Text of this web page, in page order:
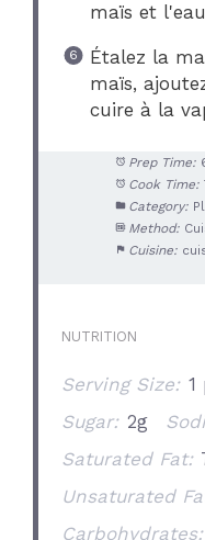
maïs et
Étalez la
maïs,
cuire à la
Prep Time:
Cook Time:
Category:
Method:
Cuisine:
NUTRITION
Serving Size: 1
Sugar: 2g
Saturated Fat:
Unsaturated
Carbohydrates: